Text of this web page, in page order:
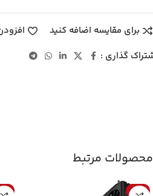
برای مقایسه اضافه کنید
گذاری :
محصولات مرتبط
-6%